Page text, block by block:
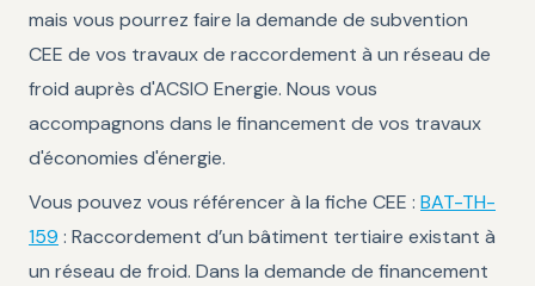
mais vous pourrez faire la demande de subvention
CEE de vos travaux de raccordement à un réseau de
froid auprès d'ACSIO Energie. Nous vous
accompagnons dans le financement de vos travaux
d'économies d'énergie.
Vous pouvez vous référencer à la fiche CEE : BAT-TH-
159 : Raccordement d’un bâtiment tertiaire existant à
un réseau de froid. Dans la demande de financement